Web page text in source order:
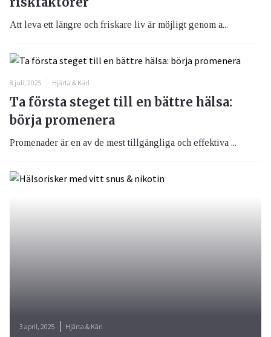
Att leva ett längre och friskare liv är möjligt genom a...
8 juli, 2025 Hjärta & Kärl
Ta första steget till en bättre hälsa:
börja promenera
Promenader är en av de mest tillgängliga och effektiva ...
3 april, 2025 Hjärta & Kärl